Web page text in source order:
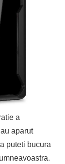
a
aparut
puteti bucura